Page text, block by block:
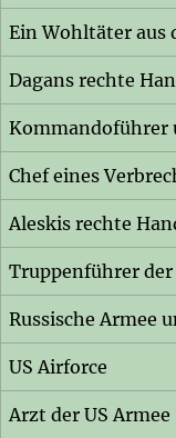
Ein Wohltäter aus
Dagans rechte
Kommandoführer
Chef eines
Aleskis rechte
Truppenführer
Russische Armee
US Airforce
Arzt der US Armee